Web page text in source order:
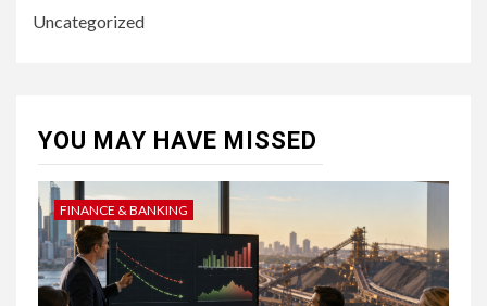
Uncategorized
YOU MAY HAVE MISSED
FINANCE & BANKING